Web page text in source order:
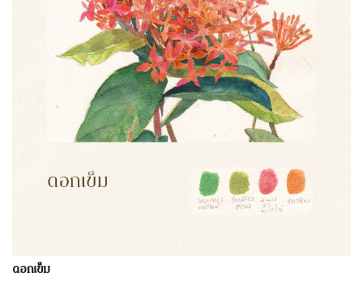
ดอกเข็ม